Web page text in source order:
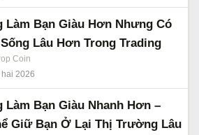
Làm Bạn Giàu Hơn Nhưng Có
Lâu Hơn Trong Trading
Coin
2026
Làm Bạn Giàu Nhanh Hơn –
Giữ Bạn Ở Lại Thị Trường Lâu